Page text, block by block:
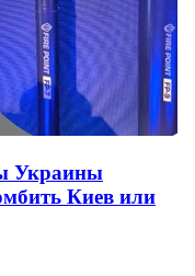
Украины
Киев или